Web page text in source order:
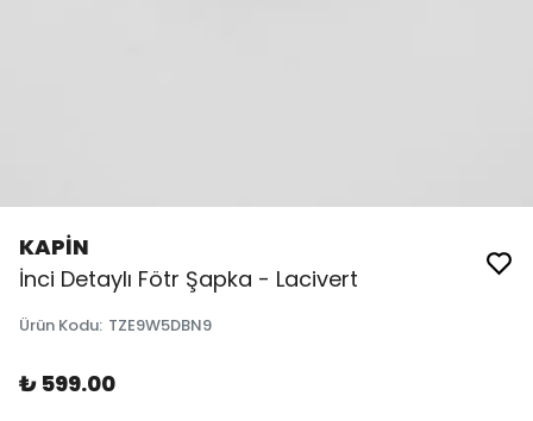
KAPİN
İnci Detaylı Fötr Şapka - Lacivert
Ürün Kodu: TZE9W5DBN9
₺ 599.00